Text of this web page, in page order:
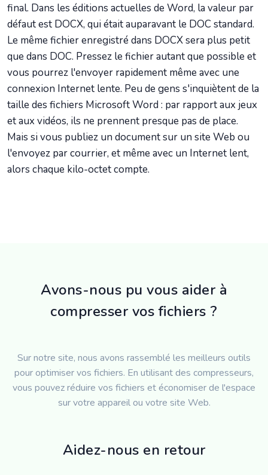
final. Dans les éditions actuelles de Word, la valeur par
défaut est DOCX, qui était auparavant le DOC standard.
Le même fichier enregistré dans DOCX sera plus petit
que dans DOC. Pressez le fichier autant que possible et
vous pourrez l'envoyer rapidement même avec une
connexion Internet lente. Peu de gens s'inquiètent de la
taille des fichiers Microsoft Word : par rapport aux jeux
et aux vidéos, ils ne prennent presque pas de place.
Mais si vous publiez un document sur un site Web ou
l'envoyez par courrier, et même avec un Internet lent,
alors chaque kilo-octet compte.
Avons-nous pu vous aider à
compresser vos fichiers ?
Sur notre site, nous avons rassemblé les meilleurs outils
pour optimiser vos fichiers. En utilisant des compresseurs,
vous pouvez réduire vos fichiers et économiser de l'espace
sur votre appareil ou votre site Web.
Aidez-nous en retour